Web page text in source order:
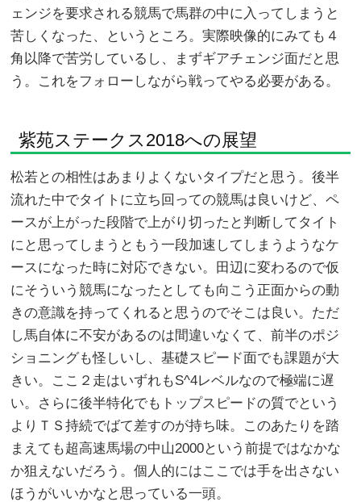
ェンジを要求される競馬で馬群の中に入ってしまうと
苦しくなった、というところ。実際映像的にみても４
角以降で苦労しているし、まずギアチェンジ面だと思
う。これをフォローしながら戦ってやる必要がある。
紫苑ステークス2018への展望
松若との相性はあまりよくないタイプだと思う。後半
流れた中でタイトに立ち回っての競馬は良いけど、ペ
ースが上がった段階で上がり切ったと判断してタイト
にと思ってしまうともう一段加速してしまうようなケ
ースになった時に対応できない。田辺に変わるので仮
にそういう競馬になったとしても向こう正面からの動
きの意識を持ってくれると思うのでそこは良い。ただ
し馬自体に不安があるのは間違いなくて、前半のポジ
ショニングも怪しいし、基礎スピード面でも課題が大
きい。ここ２走はいずれもS^4レベルなので極端に遅
い。さらに後半特化でもトップスピードの質でという
よりＴＳ持続でばて差すのが持ち味。このあたりを踏
まえても超高速馬場の中山2000という前提ではなかな
か狙えないだろう。個人的にはここでは手を出さない
ほうがいいかなと思っている一頭。